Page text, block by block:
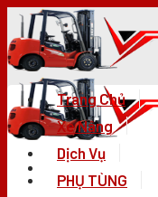
Skip
content
Trang Chủ
Xe Nâng
Dịch Vụ
PHỤ TÙNG